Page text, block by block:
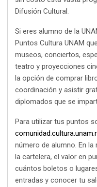
Difusión Cultural.
Si eres alumno de la
Puntos Cultura UNAM
museos, conciertos,
teatro y proyecciones
la opción de comprar
coordinación y asistir
diplomados que se
Para utilizar tus puntos
número de alumno. En
la cartelera, el valor en
cuántos boletos o
entradas y conocer tu